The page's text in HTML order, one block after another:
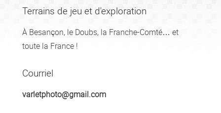
Terrains de jeu et d'exploration
À Besançon, le Doubs, la Franche-Comté… et
toute la France !
Courriel
varletphoto@gmail.com